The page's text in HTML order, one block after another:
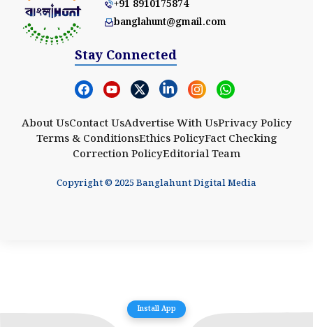
+91 8910175874
banglahunt@gmail.com
Stay Connected
About UsContact UsAdvertise With UsPrivacy Policy
Terms & ConditionsEthics PolicyFact Checking
Correction PolicyEditorial Team
Copyright © 2025 Banglahunt Digital Media
Install App